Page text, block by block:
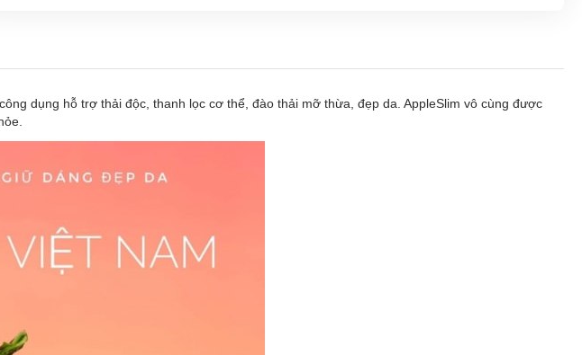
dụng hỗ trợ thải độc, thanh lọc cơ thể, đào thải mỡ thừa, đẹp da. AppleSlim vô cùng được